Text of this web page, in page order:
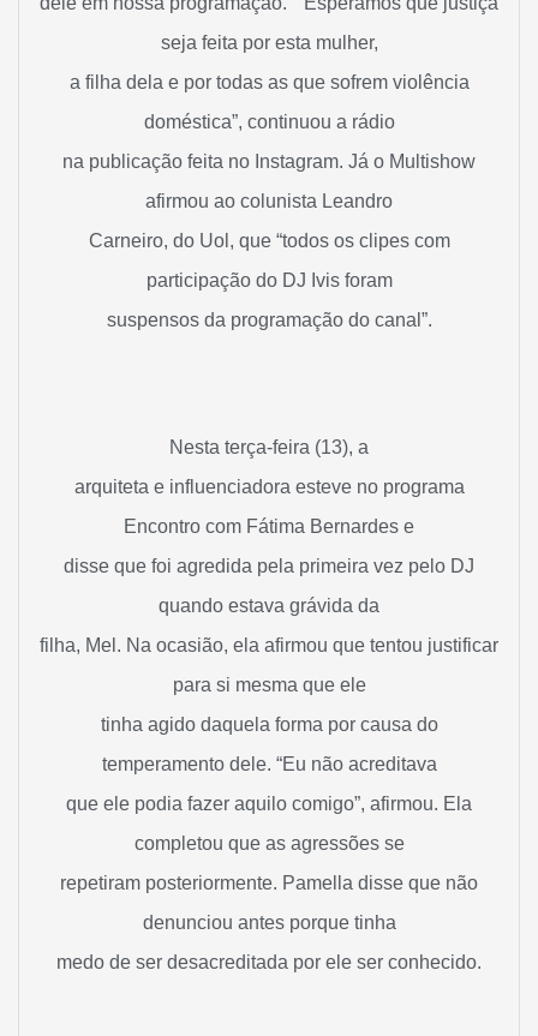
seja feita por esta mulher,
a filha dela e por todas as que sofrem violência
doméstica”, continuou a rádio
na publicação feita no Instagram. Já o Multishow
afirmou ao colunista Leandro
Carneiro, do Uol, que “todos os clipes com
participação do DJ Ivis foram
suspensos da programação do canal”.
Nesta terça-feira (13), a
arquiteta e influenciadora esteve no programa
Encontro com Fátima Bernardes e
disse que foi agredida pela primeira vez pelo DJ
quando estava grávida da
filha, Mel. Na ocasião, ela afirmou que tentou justificar
para si mesma que ele
tinha agido daquela forma por causa do
temperamento dele. “Eu não acreditava
que ele podia fazer aquilo comigo”, afirmou. Ela
completou que as agressões se
repetiram posteriormente. Pamella disse que não
denunciou antes porque tinha
medo de ser desacreditada por ele ser conhecido.